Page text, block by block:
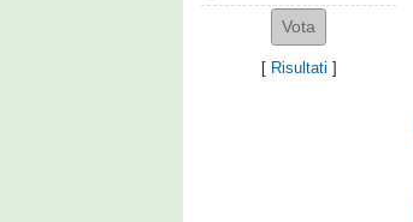
[ Risultati ]